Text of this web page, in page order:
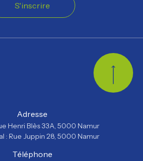
S'inscrire
Adresse
Henri Blès 33A, 5000 Namur
: Rue Juppin 28, 5000 Namur
Téléphone